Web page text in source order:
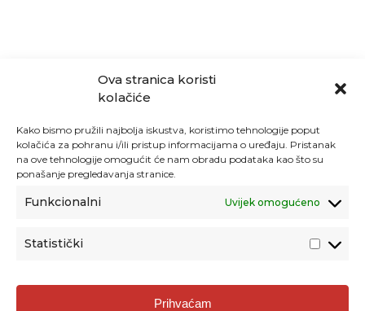
Ova stranica koristi
kolačiće
Kako bismo pružili najbolja iskustva, koristimo tehnologije poput
kolačića za pohranu i/ili pristup informacijama o uređaju. Pristanak
na ove tehnologije omogućit će nam obradu podataka kao što su
ponašanje pregledavanja stranice.
Funkcionalni Uvijek omogućeno
Statistički
Prihvaćam
Agencija za odgoj i obrazovanje